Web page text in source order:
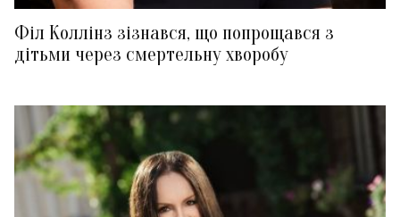
Філ Коллінз зізнався, що попрощався з
дітьми через смертельну хворобу